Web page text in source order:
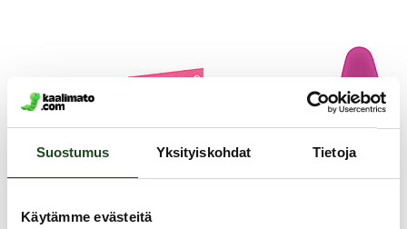
Suostumus Yksityiskohdat Tietoja
Käytämme evästeitä